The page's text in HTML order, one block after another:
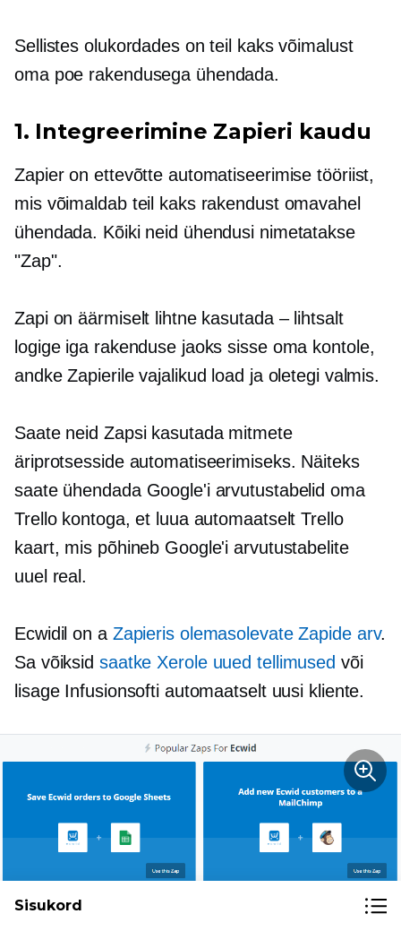
Sellistes olukordades on teil kaks võimalust
oma poe rakendusega ühendada.
1. Integreerimine Zapieri kaudu
Zapier on ettevõtte automatiseerimise tööriist,
mis võimaldab teil kaks rakendust omavahel
ühendada. Kõiki neid ühendusi nimetatakse
"Zap".
Zapi on äärmiselt lihtne kasutada – lihtsalt
logige iga rakenduse jaoks sisse oma kontole,
andke Zapierile vajalikud load ja oletegi valmis.
Saate neid Zapsi kasutada mitmete
äriprotsesside automatiseerimiseks. Näiteks
saate ühendada Google'i arvutustabelid oma
Trello kontoga, et luua automaatselt Trello
kaart, mis põhineb Google'i arvutustabelite
uuel real.
Ecwidil on a Zapieris olemasolevate Zapide arv.
Sa võiksid saatke Xerole uued tellimused või
lisage Infusionsofti automaatselt uusi kliente.
Sisukord